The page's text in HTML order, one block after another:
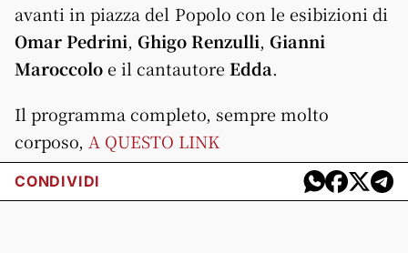
avanti in piazza del Popolo con le esibizioni di
Omar Pedrini, Ghigo Renzulli, Gianni
Maroccoloe il cantautore Edda.
Il programma completo, sempre molto
corposo, A QUESTO LINK
CONDIVIDI